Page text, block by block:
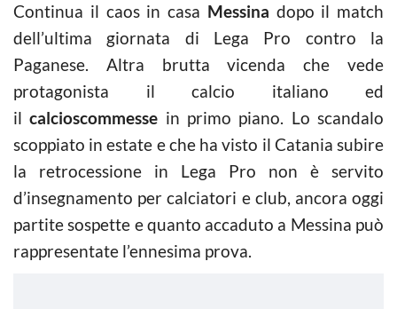
Continua il caos in casa Messina dopo il match
dell’ultima giornata di Lega Pro contro la
Paganese. Altra brutta vicenda che vede
protagonista il calcio italiano ed
il calcioscommesse in primo piano. Lo scandalo
scoppiato in estate e che ha visto il Catania subire
la retrocessione in Lega Pro non è servito
d’insegnamento per calciatori e club, ancora oggi
partite sospette e quanto accaduto a Messina può
rappresentate l’ennesima prova.